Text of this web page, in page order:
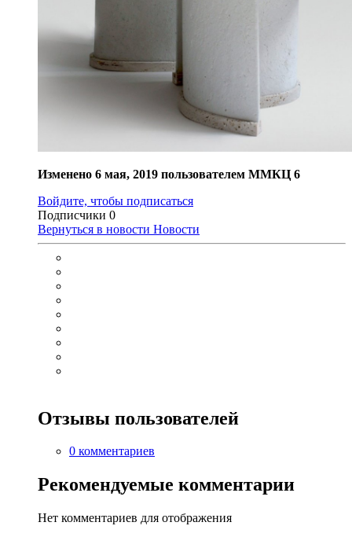
Изменено 6 мая, 2019 пользователем ММКЦ 6
Войдите, чтобы подписаться
Подписчики 0
Вернуться в новости Новости
Отзывы пользователей
0 комментариев
Рекомендуемые комментарии
Нет комментариев для отображения